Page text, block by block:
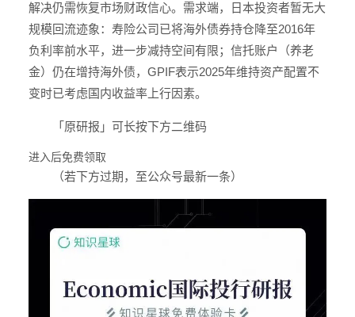
解决仍需恢复市场财政信心。需求端，日本投资者暂无大
规模回流迹象：寿险公司已将海外债券持仓降至2016年
负利率前水平，进一步减持空间有限；信托账户（养老
金）仍在增持海外债，GPIF表示2025年维持资产配置不
变时已考虑国内收益率上行因素。
「原研报」可长按下方二维码
进入后免费领取
（若下方过期，至公众号最新一条）